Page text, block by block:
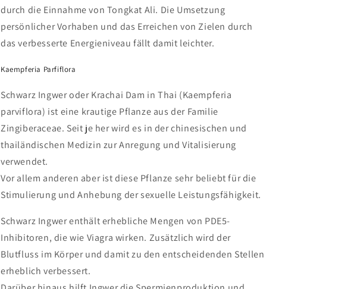
durch die Einnahme von Tongkat Ali. Die Umsetzung
persönlicher Vorhaben und das Erreichen von Zielen durch
das verbesserte Energieniveau fällt damit leichter.
Kaempferia Parfiflora
Schwarz Ingwer oder Krachai Dam in Thai (Kaempferia
parviflora) ist eine krautige Pflanze aus der Familie
Zingiberaceae. Seit je her wird es in der chinesischen und
thailändischen Medizin zur Anregung und Vitalisierung
verwendet.
Vor allem anderen aber ist diese Pflanze sehr beliebt für die
Stimulierung und Anhebung der sexuelle Leistungsfähigkeit.
Schwarz Ingwer enthält erhebliche Mengen von PDE5-
Inhibitoren, die wie Viagra wirken. Zusätzlich wird der
Blutfluss im Körper und damit zu den entscheidenden Stellen
erheblich verbessert.